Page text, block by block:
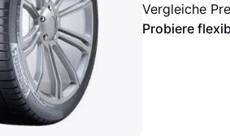
Alle Shops
Vergleiche
Probiere